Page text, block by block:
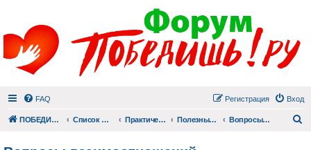
FAQ Вход
Регистрация
ПОБЕДИШЬ.РУ Список форумов Практический раздел Полезные материалы Вопросы взаимоотношений